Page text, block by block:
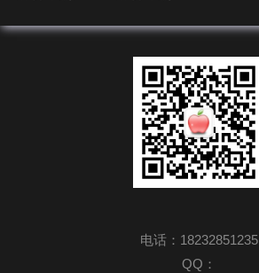
电话：18232851235
QQ：